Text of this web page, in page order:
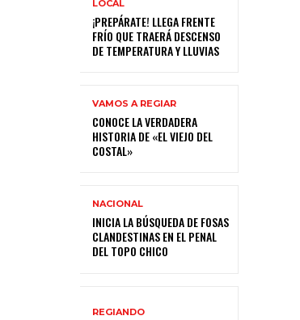
LOCAL
¡PREPÁRATE! LLEGA FRENTE
FRÍO QUE TRAERÁ DESCENSO
DE TEMPERATURA Y LLUVIAS
VAMOS A REGIAR
CONOCE LA VERDADERA
HISTORIA DE «EL VIEJO DEL
COSTAL»
NACIONAL
INICIA LA BÚSQUEDA DE FOSAS
CLANDESTINAS EN EL PENAL
DEL TOPO CHICO
REGIANDO